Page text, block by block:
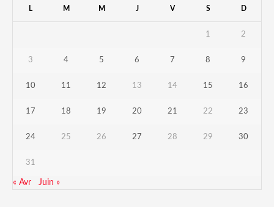
L M M J V S D
1 2
3 4 5 6 7 8 9
10 11 12 13 14 15 16
17 18 19 20 21 22 23
24 25 26 27 28 29 30
31
« Avr Juin »